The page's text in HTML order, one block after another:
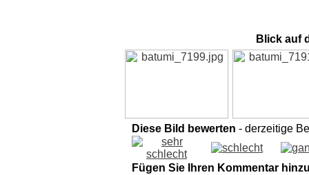
Blick auf
Diese Bild bewerten - derzeitige
Fügen Sie Ihren Kommentar